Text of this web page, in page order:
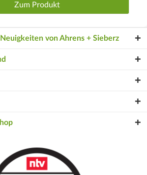
Zum Produkt
von Ahrens + Sieberz